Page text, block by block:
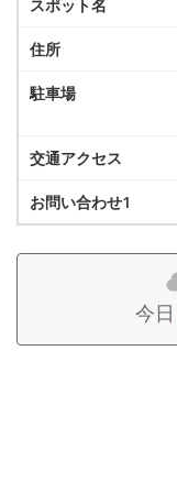
スポット名
住所
駐車場
交通アクセス
お問い合わせ1
今日